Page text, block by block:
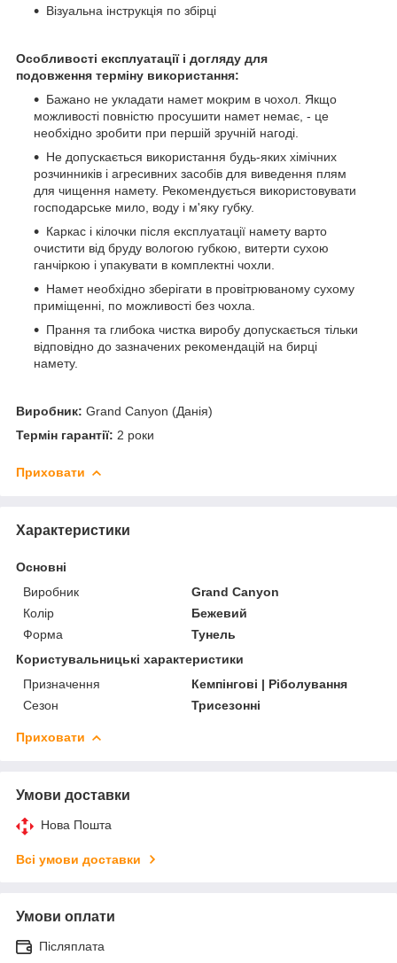
Візуальна інструкція по збірці
Особливості експлуатації і догляду для
подовження терміну використання:
Бажано не укладати намет мокрим в чохол. Якщо
можливості повністю просушити намет немає, - це
необхідно зробити при першій зручній нагоді.
Не допускається використання будь-яких хімічних
розчинників і агресивних засобів для виведення плям
для чищення намету. Рекомендується використовувати
господарське мило, воду і м'яку губку.
Каркас і кілочки після експлуатації намету варто
очистити від бруду вологою губкою, витерти сухою
ганчіркою і упакувати в комплектні чохли.
Намет необхідно зберігати в провітрюваному сухому
приміщенні, по можливості без чохла.
Прання та глибока чистка виробу допускається тільки
відповідно до зазначених рекомендацій на бирці
намету.
Виробник: Grand Canyon (Данія)
Термін гарантії: 2 роки
Приховати
Характеристики
Основні
Виробник
Grand Canyon
Колір
Бежевий
Форма
Тунель
Користувальницькі характеристики
Призначення
Кемпінгові | Ріболування
Сезон
Трисезонні
Приховати
Умови доставки
Нова Пошта
Всі умови доставки
Умови оплати
Післяплата